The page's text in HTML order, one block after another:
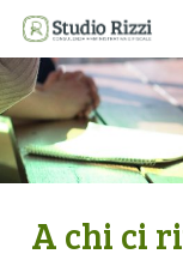
Skip
main
content
A chi ci